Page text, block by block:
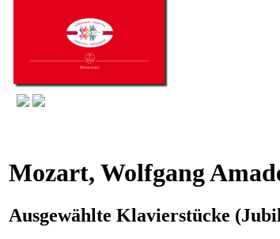
Mozart, Wolfgang
Ausgewählte Klavierstücke